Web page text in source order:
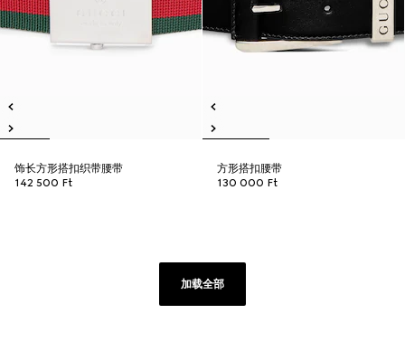
饰长方形搭扣织带腰带
142 500 Ft
方形搭扣腰带
130 000 Ft
加载全部